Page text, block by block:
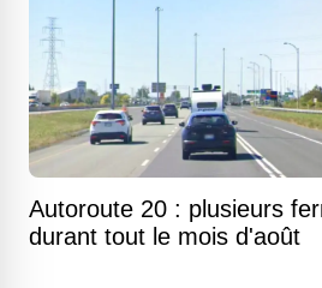
Autoroute 20 : plusieurs
durant tout le mois d'août